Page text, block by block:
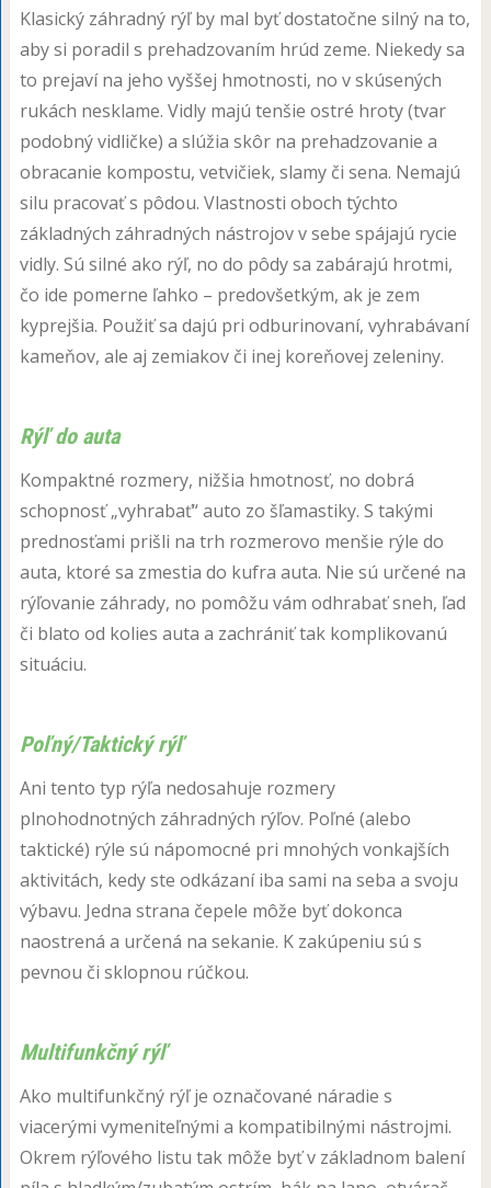
Klasický záhradný rýľ by mal byť dostatočne silný na to,
aby si poradil s prehadzovaním hrúd zeme. Niekedy sa
to prejaví na jeho vyššej hmotnosti, no v skúsených
rukách nesklame. Vidly majú tenšie ostré hroty (tvar
podobný vidličke) a slúžia skôr na prehadzovanie a
obracanie kompostu, vetvičiek, slamy či sena. Nemajú
silu pracovať s pôdou. Vlastnosti oboch týchto
základných záhradných nástrojov v sebe spájajú rycie
vidly. Sú silné ako rýľ, no do pôdy sa zabárajú hrotmi,
čo ide pomerne ľahko – predovšetkým, ak je zem
kyprejšia. Použiť sa dajú pri odburinovaní, vyhrabávaní
kameňov, ale aj zemiakov či inej koreňovej zeleniny.
Rýľ do auta
Kompaktné rozmery, nižšia hmotnosť, no dobrá
schopnosť „vyhrabať“ auto zo šľamastiky. S takými
prednosťami prišli na trh rozmerovo menšie rýle do
auta, ktoré sa zmestia do kufra auta. Nie sú určené na
rýľovanie záhrady, no pomôžu vám odhrabať sneh, ľad
či blato od kolies auta a zachrániť tak komplikovanú
situáciu.
Poľný/Taktický rýľ
Ani tento typ rýľa nedosahuje rozmery
plnohodnotných záhradných rýľov. Poľné (alebo
taktické) rýle sú nápomocné pri mnohých vonkajších
aktivitách, kedy ste odkázaní iba sami na seba a svoju
výbavu. Jedna strana čepele môže byť dokonca
naostrená a určená na sekanie. K zakúpeniu sú s
pevnou či sklopnou rúčkou.
Multifunkčný rýľ
Ako multifunkčný rýľ je označované náradie s
viacerými vymeniteľnými a kompatibilnými nástrojmi.
Okrem rýľového listu tak môže byť v základnom balení